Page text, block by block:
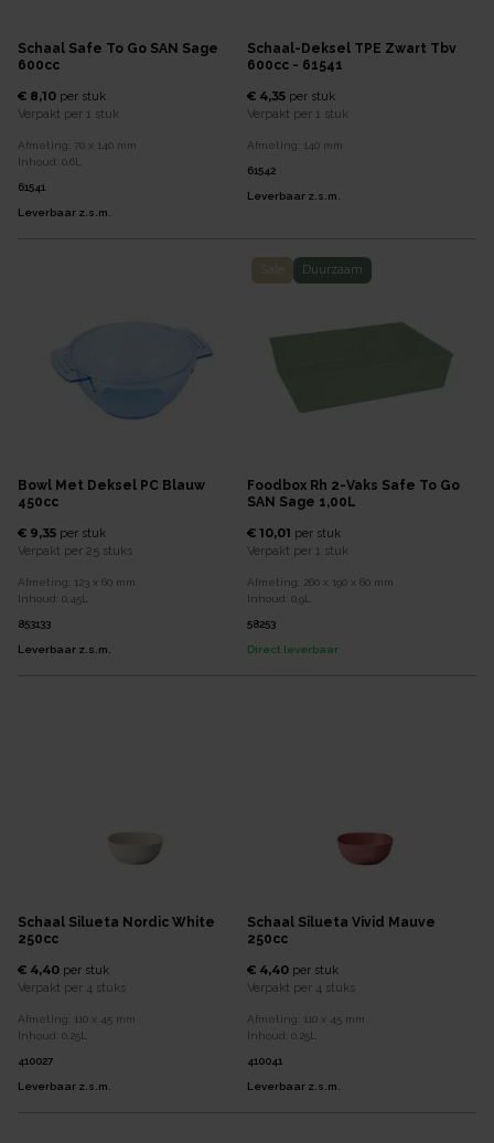
Schaal Safe To Go SAN Sage
600cc
€ 8,10 per stuk
Verpakt per 1 stuk
Afmeting: 70 x 140 mm
Inhoud: 0,6L
61541
Leverbaar z.s.m.
Schaal-Deksel TPE Zwart Tbv
600cc - 61541
€ 4,35 per stuk
Verpakt per 1 stuk
Afmeting: 140 mm
61542
Leverbaar z.s.m.
Bowl Met Deksel PC Blauw
450cc
€ 9,35 per stuk
Verpakt per 25 stuks
Afmeting: 123 x 60 mm
Inhoud: 0,45L
853133
Leverbaar z.s.m.
Duurzaam
Foodbox Rh 2-Vaks Safe To Go
SAN Sage 1,00L
€ 10,01 per stuk
Verpakt per 1 stuk
Afmeting: 260 x 190 x 60 mm
Inhoud: 0,9L
58253
Direct leverbaar
Schaal Silueta Nordic White
250cc
€ 4,40 per stuk
Verpakt per 4 stuks
Afmeting: 110 x 45 mm
Inhoud: 0,25L
410027
Leverbaar z.s.m.
Schaal Silueta Vivid Mauve
250cc
€ 4,40 per stuk
Verpakt per 4 stuks
Afmeting: 110 x 45 mm
Inhoud: 0,25L
410041
Leverbaar z.s.m.